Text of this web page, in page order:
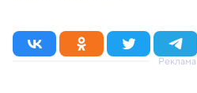
Реклама